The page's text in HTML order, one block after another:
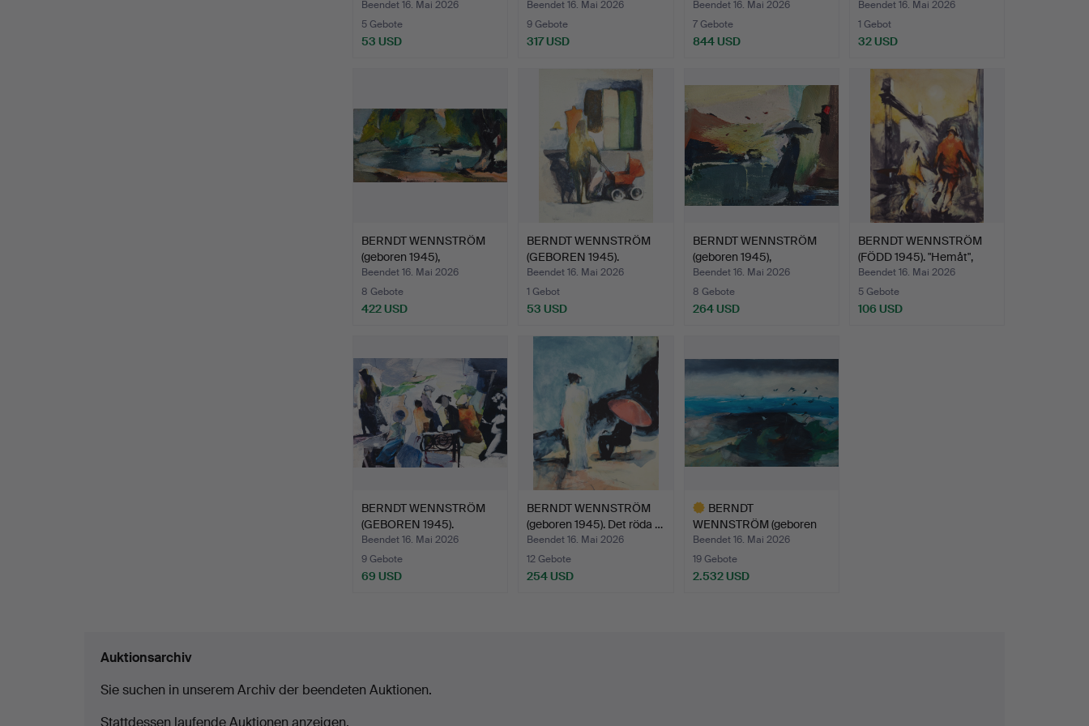
"Stadsgården…
Beendet 16. Mai 2026
5 Gebote
53 USD
…
Beendet 16. Mai 2026
9 Gebote
317 USD
Beendet 16. Mai 2026
7 Gebote
844 USD
"Korvgubben"…
Beendet 16. Mai 2026
1 Gebot
32 USD
BERNDT WENNSTRÖM
(geboren 1945),
"Långholm…
Beendet 16. Mai 2026
8 Gebote
422 USD
BERNDT WENNSTRÖM
(GEBOREN 1945).
"Skyltfön…
Beendet 16. Mai 2026
1 Gebot
53 USD
BERNDT WENNSTRÖM
(geboren 1945),
"Uppklarn…
Beendet 16. Mai 2026
8 Gebote
264 USD
BERNDT WENNSTRÖM
(FÖDD 1945). "Hemåt",
Slu…
Beendet 16. Mai 2026
5 Gebote
106 USD
BERNDT WENNSTRÖM
(GEBOREN 1945).
"Serverin…
Beendet 16. Mai 2026
9 Gebote
69 USD
BERNDT WENNSTRÖM
(geboren 1945). Det röda …
Beendet 16. Mai 2026
12 Gebote
254 USD
BERNDT
WENNSTRÖM (geboren
1945), "Flyttfåg…
Beendet 16. Mai 2026
19 Gebote
2.532 USD
Auktionsarchiv
Sie suchen in unserem Archiv der beendeten Auktionen.
Stattdessen laufende Auktionen anzeigen.